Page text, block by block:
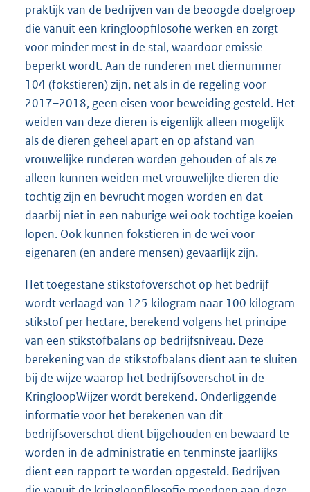
praktijk van de bedrijven van de beoogde doelgroep
die vanuit een kringloopfilosofie werken en zorgt
voor minder mest in de stal, waardoor emissie
beperkt wordt. Aan de runderen met diernummer
104 (fokstieren) zijn, net als in de regeling voor
2017–2018, geen eisen voor beweiding gesteld. Het
weiden van deze dieren is eigenlijk alleen mogelijk
als de dieren geheel apart en op afstand van
vrouwelijke runderen worden gehouden of als ze
alleen kunnen weiden met vrouwelijke dieren die
tochtig zijn en bevrucht mogen worden en dat
daarbij niet in een naburige wei ook tochtige koeien
lopen. Ook kunnen fokstieren in de wei voor
eigenaren (en andere mensen) gevaarlijk zijn.
Het toegestane stikstofoverschot op het bedrijf
wordt verlaagd van 125 kilogram naar 100 kilogram
stikstof per hectare, berekend volgens het principe
van een stikstofbalans op bedrijfsniveau. Deze
berekening van de stikstofbalans dient aan te sluiten
bij de wijze waarop het bedrijfsoverschot in de
KringloopWijzer wordt berekend. Onderliggende
informatie voor het berekenen van dit
bedrijfsoverschot dient bijgehouden en bewaard te
worden in de administratie en tenminste jaarlijks
dient een rapport te worden opgesteld. Bedrijven